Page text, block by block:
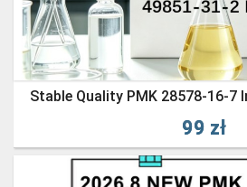
99 zł